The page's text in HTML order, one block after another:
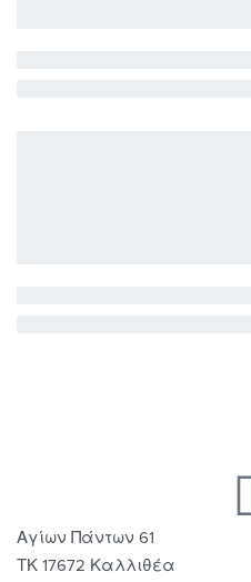
Αγίων Πάντων 61
ΤΚ 17672 Καλλιθέα